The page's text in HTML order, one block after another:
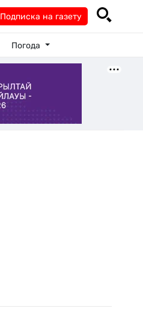
Подписка на газету
Погода